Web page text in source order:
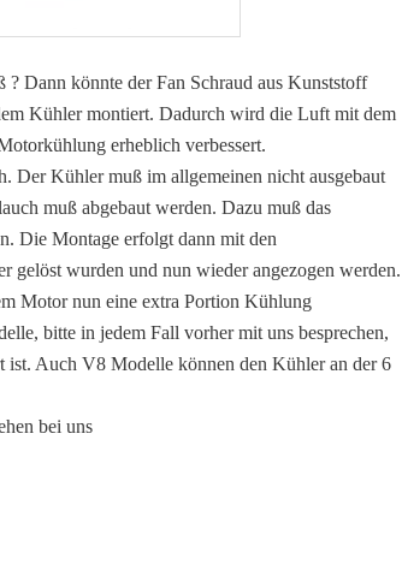
Dann könnte der Fan Schraud aus Kunststoff
Kühler montiert. Dadurch wird die Luft mit dem
erheblich verbessert.
Der Kühler muß im allgemeinen nicht ausgebaut
muß abgebaut werden. Dazu muß das
Die Montage erfolgt dann mit den
gelöst wurden und nun wieder angezogen werden.
Motor nun eine extra Portion Kühlung
bitte in jedem Fall vorher mit uns besprechen,
Auch V8 Modelle können den Kühler an der 6
bei uns